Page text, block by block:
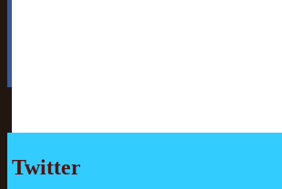
Twitter